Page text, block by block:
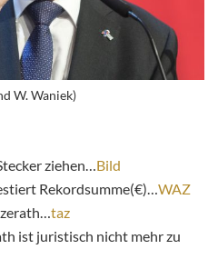
W. Waniek)
ziehen… Bild
Rekordsumme(€)… WAZ
taz
ist juristisch nicht mehr zu